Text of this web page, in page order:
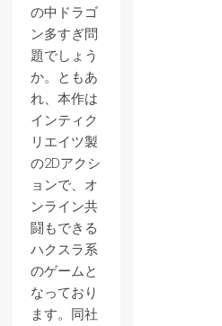
の中ドラゴ
ン多すぎ問
題でしょう
か。ともあ
れ、本作は
インティク
リエイツ製
の2Dアクシ
ョンで、オ
ンライン共
闘もできる
ハクスラ系
のゲームと
なっており
ます。同社